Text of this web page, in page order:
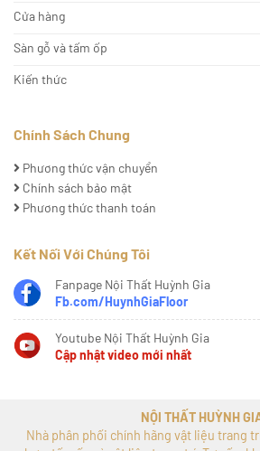
Cửa hàng
Sàn gỗ và tấm ốp
Kiến thức
Chính Sách Chung
Phương thức vận chuyển
Chính sách bảo mật
Phương thức thanh toán
Kết Nối Với Chúng Tôi
Fanpage Nội Thất Huỳnh Gia
Fb.com/HuynhGiaFloor
Youtube Nội Thất Huỳnh Gia
Cập nhật video mới nhất
NỘI THẤT HUỲNH
Nhà phân phối chính hãng vật liệu trang